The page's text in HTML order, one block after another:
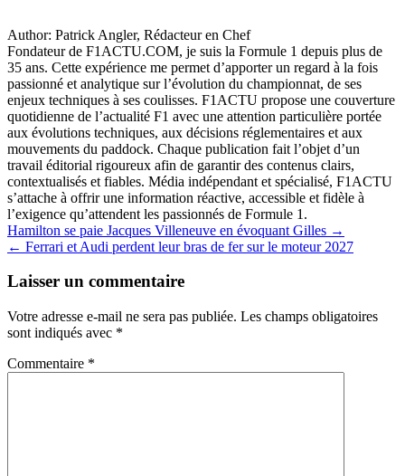
Author: Patrick Angler, Rédacteur en Chef
Fondateur de F1ACTU.COM, je suis la Formule 1 depuis plus de
35 ans. Cette expérience me permet d’apporter un regard à la fois
passionné et analytique sur l’évolution du championnat, de ses
enjeux techniques à ses coulisses. F1ACTU propose une couverture
quotidienne de l’actualité F1 avec une attention particulière portée
aux évolutions techniques, aux décisions réglementaires et aux
mouvements du paddock. Chaque publication fait l’objet d’un
travail éditorial rigoureux afin de garantir des contenus clairs,
contextualisés et fiables. Média indépendant et spécialisé, F1ACTU
s’attache à offrir une information réactive, accessible et fidèle à
l’exigence qu’attendent les passionnés de Formule 1.
Navigation
de
l’article
Hamilton se paie Jacques Villeneuve en évoquant Gilles →
← Ferrari et Audi perdent leur bras de fer sur le moteur 2027
Laisser un commentaire
Votre adresse e-mail ne sera pas publiée. Les champs obligatoires
sont indiqués avec *
Commentaire *